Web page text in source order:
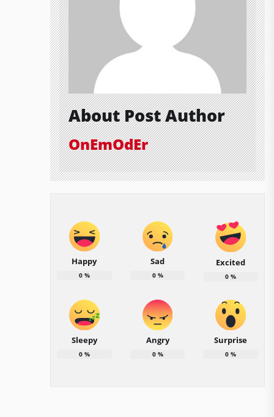
About Post Author
OnEmOdEr
Happy
0%
Sad
0%
Excited
0 %
Sleepy
0%
Angry
0%
Surprise
0 %